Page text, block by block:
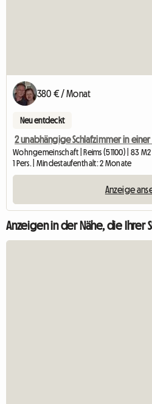
380 € / Monat
Neu entdeckt
2 unabhängige Schlafzimmer in
Wohngemeinschaft | Reims (51100) | 83 M2
1 Pers. | Mindestaufenthalt: 2 Monate
Anzeige
Anzeigen in der Nähe, die Ihrer